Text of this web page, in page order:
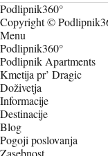
Podlipnik360°
Copyright ©
Menu
Podlipnik360°
Podlipnik Apartments
Kmetija pr’ Dragic
Doživetja
Informacije
Destinacije
Blog
Pogoji poslovanja
Zasebnost